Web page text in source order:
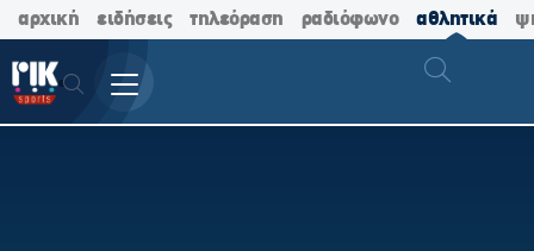
αρχική ειδήσεις τηλεόραση ραδιόφωνο αθλητικά